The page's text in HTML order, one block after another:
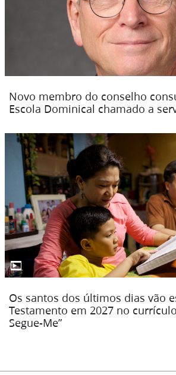
Novo membro do conselho
Escola Dominical chamado a
▶
Os santos dos últimos dias vão
Testamento em 2027 no
Segue-Me”